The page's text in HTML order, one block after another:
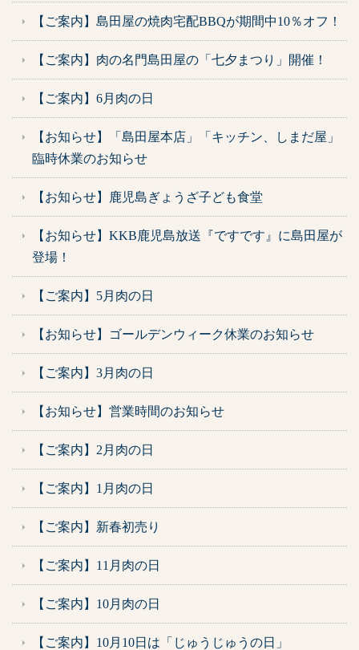
【ご案内】島田屋の焼肉宅配BBQが期間中10％オフ！
【ご案内】肉の名門島田屋の「七夕まつり」開催！
【ご案内】6月肉の日
【お知らせ】「島田屋本店」「キッチン、しまだ屋」
臨時休業のお知らせ
【お知らせ】鹿児島ぎょうざ子ども食堂
【お知らせ】KKB鹿児島放送『ですです』に島田屋が
登場！
【ご案内】5月肉の日
【お知らせ】ゴールデンウィーク休業のお知らせ
【ご案内】3月肉の日
【お知らせ】営業時間のお知らせ
【ご案内】2月肉の日
【ご案内】1月肉の日
【ご案内】新春初売り
【ご案内】11月肉の日
【ご案内】10月肉の日
【ご案内】10月10日は「じゅうじゅうの日」